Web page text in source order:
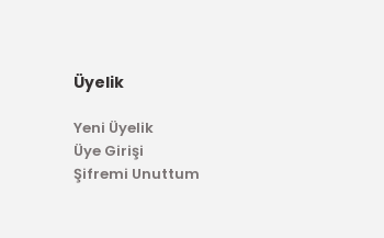
Üyelik
Yeni Üyelik
Üye Girişi
Şifremi Unuttum